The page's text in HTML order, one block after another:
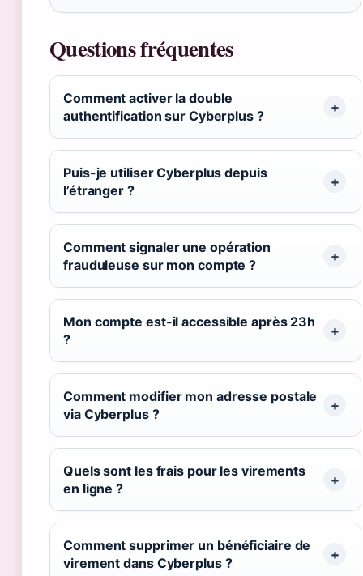
Questions fréquentes
Comment activer la double
authentification sur Cyberplus ?
Puis-je utiliser Cyberplus depuis
l’étranger ?
Comment signaler une opération
frauduleuse sur mon compte ?
Mon compte est-il accessible après 23h
?
Comment modifier mon adresse postale
via Cyberplus ?
Quels sont les frais pour les virements
en ligne ?
Comment supprimer un bénéficiaire de
virement dans Cyberplus ?